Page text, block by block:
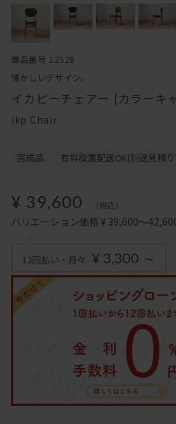
懐かしいデザイン。
イカピーチェアー (カラーキ
ikp Chair
完成品 有料設置配送OK(別途見積
¥ 39,600 (税込)
バリエーション価格 ¥ 39,600～
12回払い・月々 ¥ 3,300 ～
商品番号 12528